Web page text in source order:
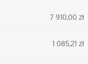
7 910,00 zł
1 085,21 zł